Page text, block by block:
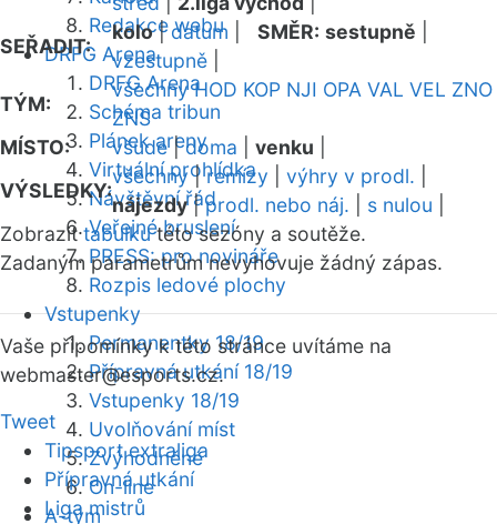
Redakce webu
DRFG Arena
DRFG Arena
Schéma tribun
Plánek areny
Virtuální prohlídka
Návštěvní řád
Veřejné bruslení
PRESS: pro novináře
Rozpis ledové plochy
Vstupenky
Permanentky 18/19
Přípravná utkání 18/19
Vstupenky 18/19
Uvolňování míst
Zvýhodněné
On-line
A-tým
SEŘADIT:
kolo|datum SMĚR: sestupně
vzestupně
TÝM:
všechny HOD KOP NJI OPA VAL VEL ZNO
ZNS
MÍSTO:
všude|doma venku
VÝSLEDKY:
všechny|remízy výhry v prodl.
nájezdy|prodl. nebo náj. s nulou
Zobrazittabulkutéto sezóny a soutěže.
Zadaným parametrům nevyhovuje žádný zápas.
Vaše připomínky k této stránce uvítáme na
webmaster@esports.cz.
Tweet
Tipsport extraliga
Přípravná utkání
Liga mistrů